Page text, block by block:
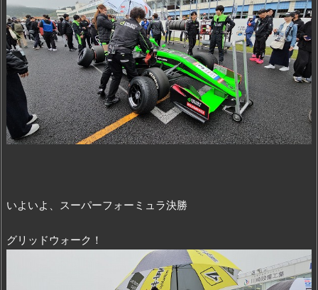
いよいよ、スーパーフォーミュラ決勝
グリッドウォーク！